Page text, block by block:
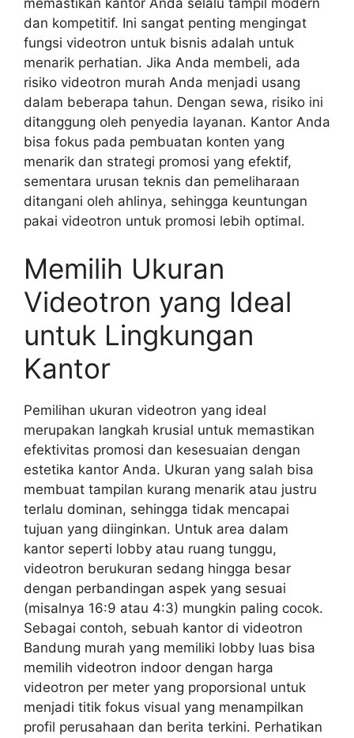
memastikan kantor Anda selalu tampil modern
dan kompetitif. Ini sangat penting mengingat
fungsi videotron untuk bisnis adalah untuk
menarik perhatian. Jika Anda membeli, ada
risiko videotron murah Anda menjadi usang
dalam beberapa tahun. Dengan sewa, risiko ini
ditanggung oleh penyedia layanan. Kantor Anda
bisa fokus pada pembuatan konten yang
menarik dan strategi promosi yang efektif,
sementara urusan teknis dan pemeliharaan
ditangani oleh ahlinya, sehingga keuntungan
pakai videotron untuk promosi lebih optimal.
Memilih Ukuran
Videotron yang Ideal
untuk Lingkungan
Kantor
Pemilihan ukuran videotron yang ideal
merupakan langkah krusial untuk memastikan
efektivitas promosi dan kesesuaian dengan
estetika kantor Anda. Ukuran yang salah bisa
membuat tampilan kurang menarik atau justru
terlalu dominan, sehingga tidak mencapai
tujuan yang diinginkan. Untuk area dalam
kantor seperti lobby atau ruang tunggu,
videotron berukuran sedang hingga besar
dengan perbandingan aspek yang sesuai
(misalnya 16:9 atau 4:3) mungkin paling cocok.
Sebagai contoh, sebuah kantor di videotron
Bandung murah yang memiliki lobby luas bisa
memilih videotron indoor dengan harga
videotron per meter yang proporsional untuk
menjadi titik fokus visual yang menampilkan
profil perusahaan dan berita terkini. Perhatikan